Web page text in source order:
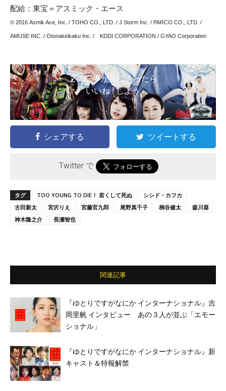
配給：東宝＝アスミック・エース
© 2016 Asmik Ace, Inc. / TOHO CO., LTD. / J Storm Inc. / PARCO CO., LTD. /
AMUSE INC. / Otonakeikaku Inc. / KDDI CORPORATION / GYAO Corporation
この記事が気に入ったら
いいね ! しよう
シェアする ツイートする
Twitter で
タグ TOO YOUNG TO DIE！ 若くして死ぬ
シシド・カフカ
古田新太
宮沢りえ 宮藤官九郎 尾野真千子 桐谷健太
森川葵
神木隆之介
長瀬智也
関連記事
『ゆとりですがなにか インターナショナル』吉
岡里帆 インタビュー あの３人が並ぶ「エモー
ショナル」
『ゆとりですがなにか インターナショナル』新
キャスト＆特報解禁